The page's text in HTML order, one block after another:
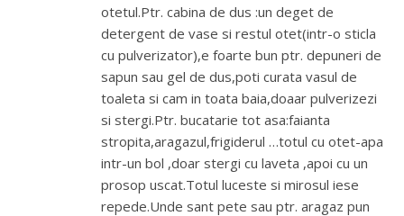
otetul.Ptr. cabina de dus :un deget de
detergent de vase si restul otet(intr-o sticla
cu pulverizator),e foarte bun ptr. depuneri de
sapun sau gel de dus,poti curata vasul de
toaleta si cam in toata baia,doaar pulverizezi
si stergi.Ptr. bucatarie tot asa:faianta
stropita,aragazul,frigiderul …totul cu otet-apa
intr-un bol ,doar stergi cu laveta ,apoi cu un
prosop uscat.Totul luceste si mirosul iese
repede.Unde sant pete sau ptr. aragaz pun